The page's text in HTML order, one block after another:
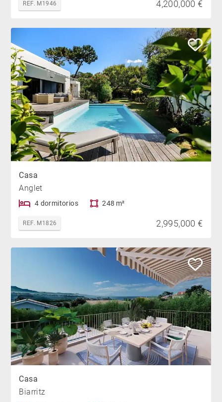
REF. M1946 4,200,000 €
Casa
Anglet
4 dormitorios 248 m²
REF. M1826 2,995,000 €
Casa
Biarritz